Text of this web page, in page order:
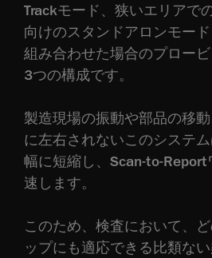
Trackモード、狭いエリアで
向けのスタンドアロンモード
組み合わせた場合のプロー
3つの構成です。
製造現場の振動や部品の移
に左右されないこのシステ
幅に短縮し、Scan-to-Report
速します。
このため、検査において、
ップにも適応できる比類な